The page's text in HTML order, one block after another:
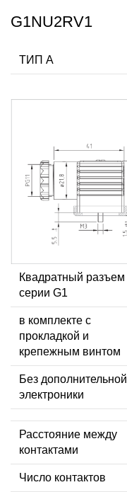
G1NU2RV1
ТИП А
Квадратный разъем
серии G1
в комплекте с
прокладкой и
крепежным винтом
Без дополнительной
электроники
Расстояние между
контактами
Число контактов